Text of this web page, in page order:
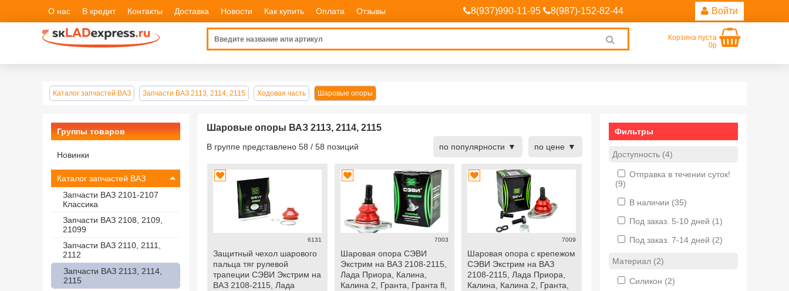
О нас В кредит Контакты Доставка Новости Как купить Оплата Отзывы 8(937)990-11-95 8(987)-152-82-44 Войти
search
Корзина пуста
0р
Каталог запчастей ВАЗ Запчасти ВАЗ 2113, 2114, 2115 Ходовая часть Шаровые опоры
Группы товаров
Новинки
Каталог запчастей ВАЗ
Запчасти ВАЗ 2101-2107
Классика
Запчасти ВАЗ 2108, 2109,
21099
Запчасти ВАЗ 2110, 2111,
2112
Запчасти ВАЗ 2113, 2114,
2115
Шаровые опоры ВАЗ 2113, 2114, 2115
В группе представлено 58 / 58 позиций по популярности по цене
6131
Защитный чехол шарового
пальца тяг рулевой
трапеции СЭВИ Экстрим на
ВАЗ 2108-2115, Лада
7003
Шаровая опора СЭВИ
Экстрим на ВАЗ 2108-2115,
Лада Приора, Калина,
Калина 2, Гранта, Гранта fl,
7009
Шаровая опора с крепежом
СЭВИ Экстрим на ВАЗ
2108-2115, Лада Приора,
Калина, Калина 2, Гранта,
Фильтры
Доступность (4)
Отправка в течении суток!
(9)
В наличии (35)
Под заказ. 5-10 дней (1)
Под заказ. 7-14 дней (2)
Материал (2)
Силикон (2)